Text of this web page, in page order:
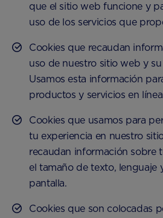
que el sitio web funcione y
uso de los servicios que
Cookies que recaudan
uso de nuestro sitio web y
Usamos esta información
productos y servicios en
Cookies que usamos para
tu experiencia en nuestro
recaudan información sobre
el tamaño de texto, lenguaje
pantalla.
Cookies que son colocadas